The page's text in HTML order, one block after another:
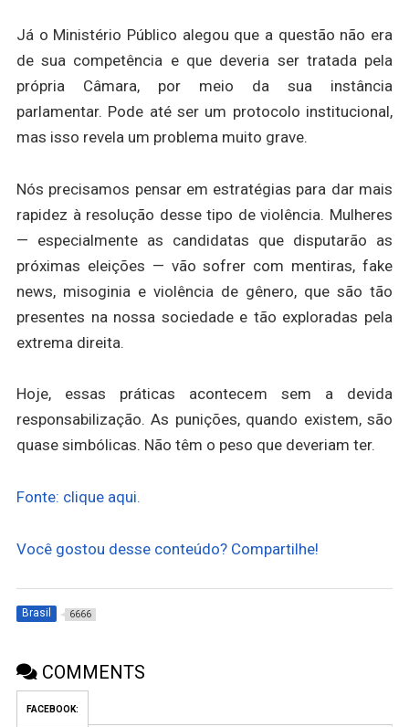
Já o Ministério Público alegou que a questão não era
de sua competência e que deveria ser tratada pela
própria Câmara, por meio da sua instância
parlamentar. Pode até ser um protocolo institucional,
mas isso revela um problema muito grave.
Nós precisamos pensar em estratégias para dar mais
rapidez à resolução desse tipo de violência. Mulheres
— especialmente as candidatas que disputarão as
próximas eleições — vão sofrer com mentiras, fake
news, misoginia e violência de gênero, que são tão
presentes na nossa sociedade e tão exploradas pela
extrema direita.
Hoje, essas práticas acontecem sem a devida
responsabilização. As punições, quando existem, são
quase simbólicas. Não têm o peso que deveriam ter.
Fonte: clique aqui.
Você gostou desse conteúdo? Compartilhe!
Brasil 6666
COMMENTS
FACEBOOK: